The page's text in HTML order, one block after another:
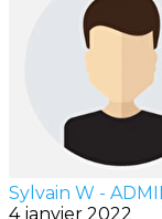
Sylvain W -
4 janvier 2022